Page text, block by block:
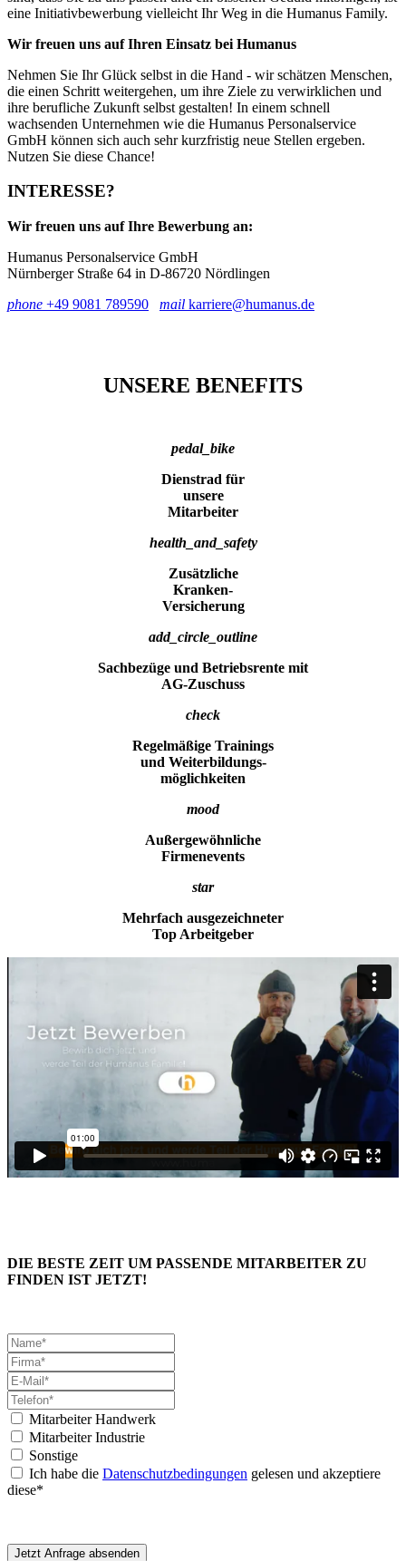
eine Initiativbewerbung vielleicht Ihr Weg in die Humanus Family.
Wir freuen uns auf Ihren Einsatz bei Humanus
Nehmen Sie Ihr Glück selbst in die Hand - wir schätzen Menschen,
die einen Schritt weitergehen, um ihre Ziele zu verwirklichen und
ihre berufliche Zukunft selbst gestalten! In einem schnell
wachsenden Unternehmen wie die Humanus Personalservice
GmbH können sich auch sehr kurzfristig neue Stellen ergeben.
Nutzen Sie diese Chance!
INTERESSE?
Wir freuen uns auf Ihre Bewerbung an:
Humanus Personalservice GmbH
Nürnberger Straße 64 in D-86720 Nördlingen
phone +49 9081 789590 mail karriere@humanus.de
UNSERE BENEFITS
pedal_bike
Dienstrad für
unsere
Mitarbeiter
health_and_safety
Zusätzliche
Kranken-
Versicherung
add_circle_outline
Sachbezüge und Betriebsrente mit
AG-Zuschuss
check
Regelmäßige Trainings
und Weiterbildungs-
möglichkeiten
mood
Außergewöhnliche
Firmenevents
star
Mehrfach ausgezeichneter
Top Arbeitgeber
DIE BESTE ZEIT UM PASSENDE MITARBEITER ZU
FINDEN IST JETZT!
Mitarbeiter Handwerk
Mitarbeiter Industrie
Sonstige
Ich habe die Datenschutzbedingungen gelesen und akzeptiere
diese*
Jetzt Anfrage absenden